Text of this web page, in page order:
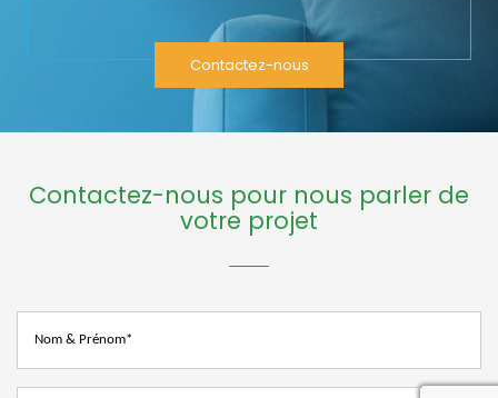
Contactez-nous
Contactez-nous pour nous parler de
votre projet